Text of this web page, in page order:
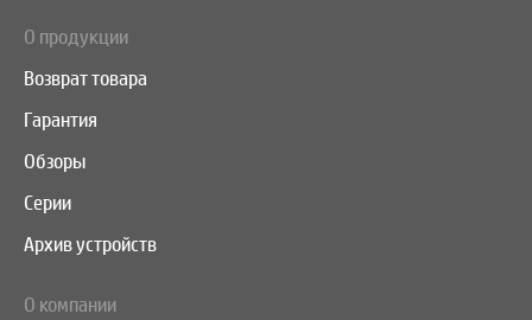
О продукции
Возврат товара
Гарантия
Обзоры
Серии
Архив устройств
О компании